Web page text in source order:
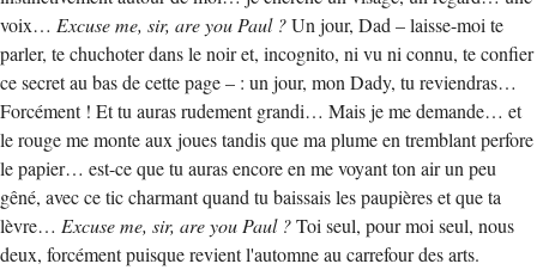
voix… Excuse me, sir, are you Paul ?Un jour, Dad – laisse-moi te
parler, te chuchoter dans le noir et, incognito, ni vu ni connu, te confier
ce secret au bas de cette page – : un jour, mon Dady, tu reviendras…
Forcément ! Et tu auras rudement grandi… Mais je me demande… et
le rouge me monte aux joues tandis que ma plume en tremblant perfore
le papier… est-ce que tu auras encore en me voyant ton air un peu
gêné, avec ce tic charmant quand tu baissais les paupières et que ta
lèvre… Excuse me, sir, are you Paul ?Toi seul, pour moi seul, nous
deux, forcément puisque revient l'automne au carrefour des arts.